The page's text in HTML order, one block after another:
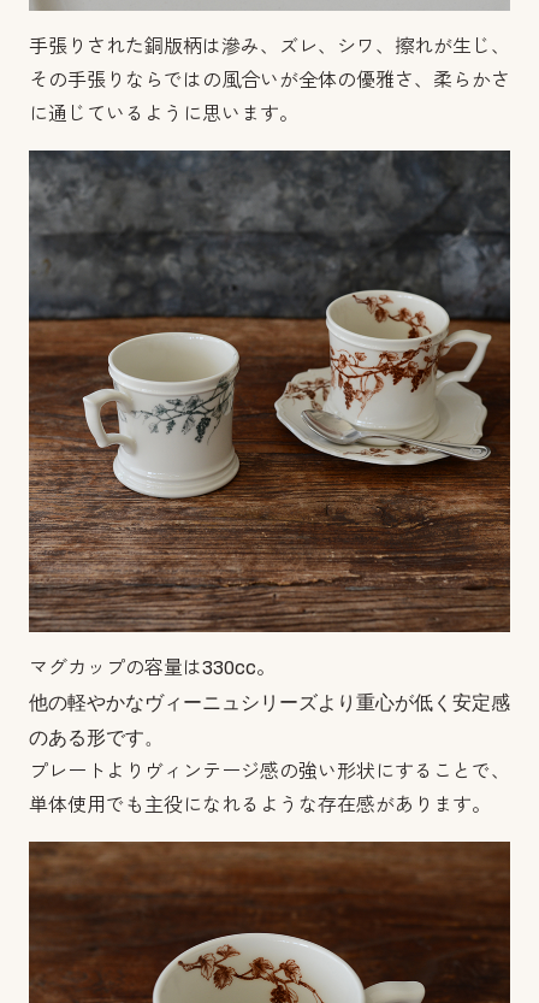
手張りされた銅版柄は滲み、ズレ、シワ、擦れが生じ、
その手張りならではの風合いが全体の優雅さ、柔らかさ
に通じているように思います。
マグカップの容量は330cc。
他の軽やかなヴィーニュシリーズより重心が低く安定感
のある形です。
プレートよりヴィンテージ感の強い形状にすることで、
単体使用でも主役になれるような存在感があります。